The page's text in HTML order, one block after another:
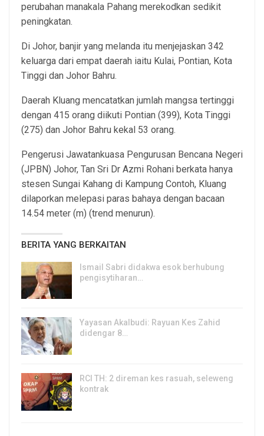
perubahan manakala Pahang merekodkan sedikit
peningkatan.
Di Johor, banjir yang melanda itu menjejaskan 342
keluarga dari empat daerah iaitu Kulai, Pontian, Kota
Tinggi dan Johor Bahru.
Daerah Kluang mencatatkan jumlah mangsa tertinggi
dengan 415 orang diikuti Pontian (399), Kota Tinggi
(275) dan Johor Bahru kekal 53 orang.
Pengerusi Jawatankuasa Pengurusan Bencana Negeri
(JPBN) Johor, Tan Sri Dr Azmi Rohani berkata hanya
stesen Sungai Kahang di Kampung Contoh, Kluang
dilaporkan melepasi paras bahaya dengan bacaan
14.54 meter (m) (trend menurun).
BERITA YANG BERKAITAN
Ismail Sabri didakwa esok berhubung
pengisytiharan…
Yayasan Akalbudi: Rayuan Kes Zahid
didengar 8…
RCI TH: 2 direman kes rasuah, seleweng
kontrak